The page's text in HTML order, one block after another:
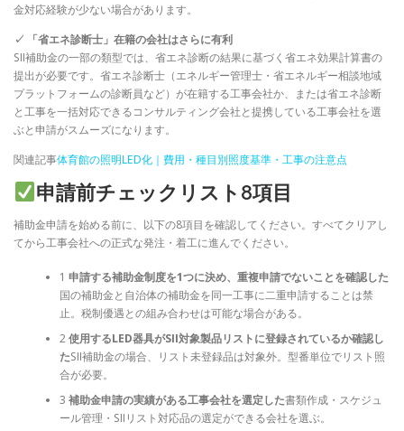
金対応経験が少ない場合があります。
✓ 「省エネ診断士」在籍の会社はさらに有利
SII補助金の一部の類型では、省エネ診断の結果に基づく省エネ効果計算書の
提出が必要です。省エネ診断士（エネルギー管理士・省エネルギー相談地域
プラットフォームの診断員など）が在籍する工事会社か、または省エネ診断
と工事を一括対応できるコンサルティング会社と提携している工事会社を選
ぶと申請がスムーズになります。
関連記事体育館の照明LED化｜費用・種目別照度基準・工事の注意点
申請前チェックリスト8項目
補助金申請を始める前に、以下の8項目を確認してください。すべてクリアし
てから工事会社への正式な発注・着工に進んでください。
1 申請する補助金制度を1つに決め、重複申請でないことを確認した
国の補助金と自治体の補助金を同一工事に二重申請することは禁
止。税制優遇との組み合わせは可能な場合がある。
2使用するLED器具がSII対象製品リストに登録されているか確認し
たSII補助金の場合、リスト未登録品は対象外。型番単位でリスト照
合が必要。
3 補助金申請の実績がある工事会社を選定した書類作成・スケジュ
ール管理・SIIリスト対応品の選定ができる会社を選ぶ。